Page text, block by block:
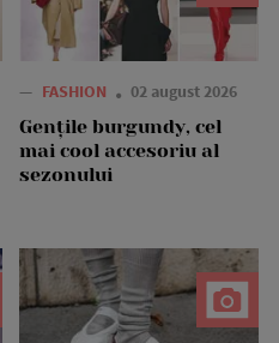
— FASHION 02 august 2026
Gențile burgundy, cel
mai cool accesoriu al
sezonului